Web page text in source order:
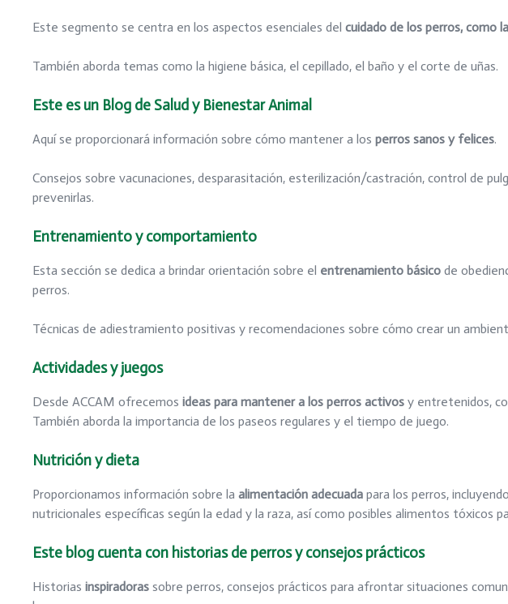
Este segmento se centra en los aspectos esenciales del cuidado de los perros, como
También aborda temas como la higiene básica, el cepillado, el baño y el corte de uñas.
Este es un Blog de Salud y Bienestar Animal
Aquí se proporcionará información sobre cómo mantener a los perros sanos y felices.
Consejos sobre vacunaciones, desparasitación, esterilización/castración, control de
prevenirlas.
Entrenamiento y comportamiento
Esta sección se dedica a brindar orientación sobre el entrenamiento básico de
perros.
Técnicas de adiestramiento positivas y recomendaciones sobre cómo crear un
Actividades y juegos
Desde ACCAM ofrecemos ideas para mantener a los perros activos y entretenidos,
También aborda la importancia de los paseos regulares y el tiempo de juego.
Nutrición y dieta
Proporcionamos información sobre la alimentación adecuada para los perros,
nutricionales específicas según la edad y la raza, así como posibles alimentos tóxicos
Este blog cuenta con historias de perros y consejos prácticos
Historias inspiradoras sobre perros, consejos prácticos para afrontar situaciones